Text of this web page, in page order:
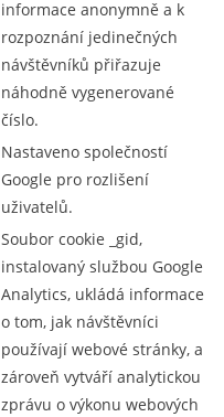
informace anonymně a k
rozpoznání jedinečných
návštěvníků přiřazuje
náhodně vygenerované
číslo.
Nastaveno společností
Google pro rozlišení
uživatelů.
Soubor cookie _gid,
instalovaný službou Google
Analytics, ukládá informace
o tom, jak návštěvníci
používají webové stránky, a
zároveň vytváří analytickou
zprávu o výkonu webových